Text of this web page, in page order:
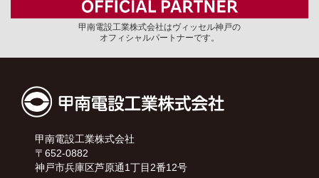
甲南電設工業株式会社はヴィッセル神戸の
オフィシャルパートナーです。
甲南電設工業株式会社
〒652-0882
神戸市兵庫区芦原通1丁目2番12号